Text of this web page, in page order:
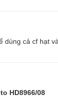
dùng cả cf hạt
HD8966/08